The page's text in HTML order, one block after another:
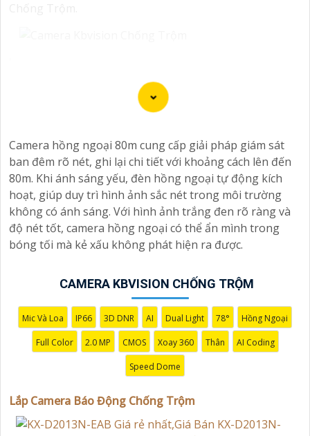
Camera hồng ngoại 80m cung cấp giải pháp giám sát
ban đêm rõ nét, ghi lại chi tiết với khoảng cách lên đến
80m. Khi ánh sáng yếu, đèn hồng ngoại tự động kích
hoạt, giúp duy trì hình ảnh sắc nét trong môi trường
không có ánh sáng. Với hình ảnh trắng đen rõ ràng và
độ nét tốt, camera hồng ngoại có thể ẩn mình trong
bóng tối mà kẻ xấu không phát hiện ra được.
CAMERA KBVISION CHỐNG TRỘM
Mic Và Loa IP66 3D DNR AI Dual Light 78° Hồng Ngoại
Full Color 2.0 MP CMOS Xoay 360 Thân AI Coding
Speed Dome
Lắp Camera Báo Động Chống Trộm